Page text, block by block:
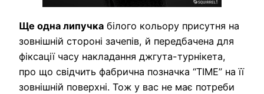
Ще одна липучка білого кольору присутня на
зовнішній стороні зачепів, й передбачена для
фіксації часу накладання джгута-турнікета,
про що свідчить фабрична позначка “TIME” на її
зовнішній поверхні. Тож у вас не має потреби